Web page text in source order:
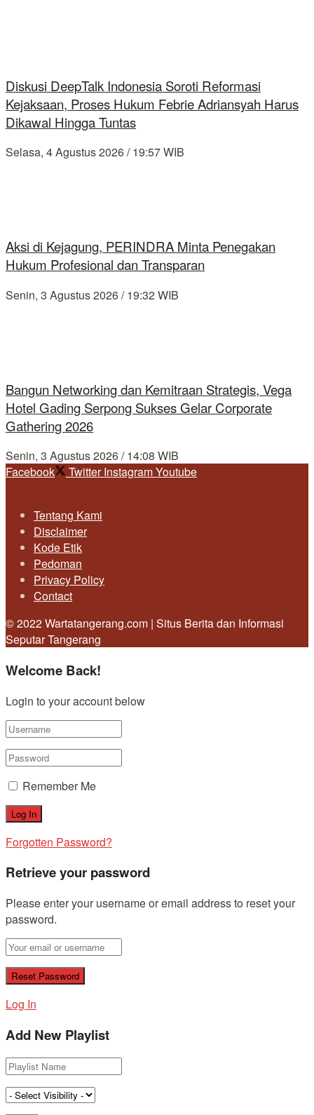
Diskusi DeepTalk Indonesia Soroti Reformasi
Kejaksaan, Proses Hukum Febrie Adriansyah Harus
Dikawal Hingga Tuntas
Selasa, 4 Agustus 2026 / 19:57 WIB
Aksi di Kejagung, PERINDRA Minta Penegakan
Hukum Profesional dan Transparan
Senin, 3 Agustus 2026 / 19:32 WIB
Bangun Networking dan Kemitraan Strategis, Vega
Hotel Gading Serpong Sukses Gelar Corporate
Gathering 2026
Senin, 3 Agustus 2026 / 14:08 WIB
Facebook
Twitter InstagramYoutube
Tentang Kami
Disclaimer
Kode Etik
Pedoman
Privacy Policy
Contact
© 2022 Wartatangerang.com | Situs Berita dan Informasi
Seputar Tangerang
Welcome Back!
Login to your account below
Remember Me
Forgotten Password?
Retrieve your password
Please enter your username or email address to reset your
password.
Log In
Add New Playlist